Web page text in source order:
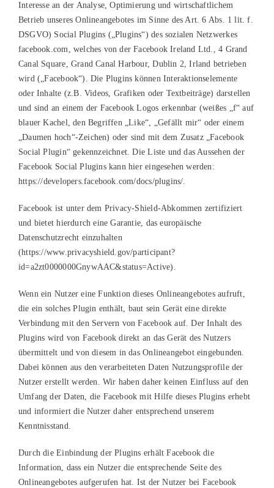
Interesse an der Analyse, Optimierung und wirtschaftlichem
Betrieb unseres Onlineangebotes im Sinne des Art. 6 Abs. 1 lit. f.
DSGVO) Social Plugins („Plugins“) des sozialen Netzwerkes
facebook.com, welches von der Facebook Ireland Ltd., 4 Grand
Canal Square, Grand Canal Harbour, Dublin 2, Irland betrieben
wird („Facebook“). Die Plugins können Interaktionselemente
oder Inhalte (z.B. Videos, Grafiken oder Textbeiträge) darstellen
und sind an einem der Facebook Logos erkennbar (weißes „f“ auf
blauer Kachel, den Begriffen „Like“, „Gefällt mir“ oder einem
„Daumen hoch“-Zeichen) oder sind mit dem Zusatz „Facebook
Social Plugin“ gekennzeichnet. Die Liste und das Aussehen der
Facebook Social Plugins kann hier eingesehen werden:
https://developers.facebook.com/docs/plugins/.
Facebook ist unter dem Privacy-Shield-Abkommen zertifiziert
und bietet hierdurch eine Garantie, das europäische
Datenschutzrecht einzuhalten
(https://www.privacyshield.gov/participant?
id=a2zt0000000GnywAAC&status=Active).
Wenn ein Nutzer eine Funktion dieses Onlineangebotes aufruft,
die ein solches Plugin enthält, baut sein Gerät eine direkte
Verbindung mit den Servern von Facebook auf. Der Inhalt des
Plugins wird von Facebook direkt an das Gerät des Nutzers
übermittelt und von diesem in das Onlineangebot eingebunden.
Dabei können aus den verarbeiteten Daten Nutzungsprofile der
Nutzer erstellt werden. Wir haben daher keinen Einfluss auf den
Umfang der Daten, die Facebook mit Hilfe dieses Plugins erhebt
und informiert die Nutzer daher entsprechend unserem
Kenntnisstand.
Durch die Einbindung der Plugins erhält Facebook die
Information, dass ein Nutzer die entsprechende Seite des
Onlineangebotes aufgerufen hat. Ist der Nutzer bei Facebook